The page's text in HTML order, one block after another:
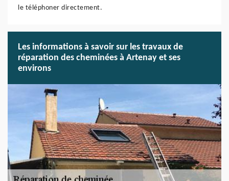
le téléphoner directement.
Les informations à savoir sur les travaux de
réparation des cheminées à Artenay et ses
environs